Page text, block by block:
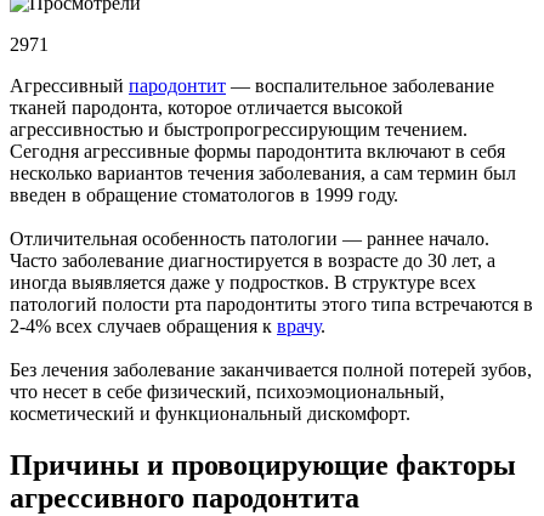
2971
Агрессивный пародонтит ― воспалительное заболевание
тканей пародонта, которое отличается высокой
агрессивностью и быстропрогрессирующим течением.
Сегодня агрессивные формы пародонтита включают в себя
несколько вариантов течения заболевания, а сам термин был
введен в обращение стоматологов в 1999 году.
Отличительная особенность патологии ― раннее начало.
Часто заболевание диагностируется в возрасте до 30 лет, а
иногда выявляется даже у подростков. В структуре всех
патологий полости рта пародонтиты этого типа встречаются в
2-4% всех случаев обращения к врачу.
Без лечения заболевание заканчивается полной потерей зубов,
что несет в себе физический, психоэмоциональный,
косметический и функциональный дискомфорт.
Причины и провоцирующие факторы
агрессивного пародонтита